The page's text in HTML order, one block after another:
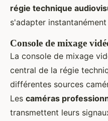
régie technique
s'adapter
Console de mixage
La console de mixage
central de la régie
différentes sources
Les caméras
transmettent leurs